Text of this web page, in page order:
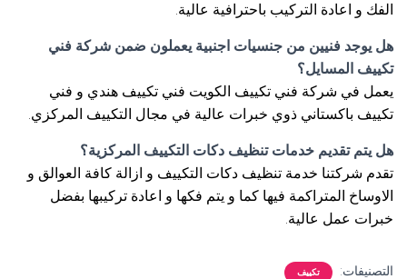
الفك و اعادة التركيب باحترافية عالية.
هل يوجد فنيين من جنسيات اجنبية يعملون ضمن شركة فني
تكييف المسايل؟
يعمل في شركة فني تكييف الكويت فني تكييف هندي و فني
تكييف باكستاني ذوي خبرات عالية في مجال التكييف المركزي.
هل يتم تقديم خدمات تنظيف دكات التكييف المركزية؟
تقدم شركتنا خدمة تنظيف دكات التكييف و ازالة كافة العوالق و
الاوساخ المتراكمة فيها كما و يتم فكها و اعادة تركيبها بفضل
خبرات عمل عالية.
التصنيفات: تكييف